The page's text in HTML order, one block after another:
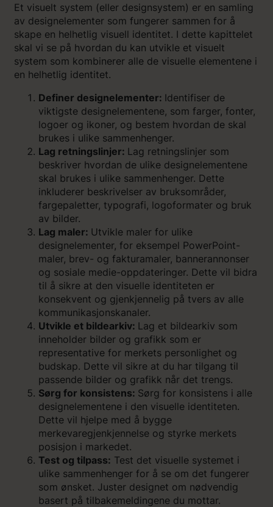
Et visuelt system (eller designsystem) er en samling
av designelementer som fungerer sammen for å
skape en helhetlig visuell identitet. I dette kapittelet
skal vi se på hvordan du kan utvikle et visuelt
system som kombinerer alle de visuelle elementene i
en helhetlig identitet.
Definer designelementer: Identifiser de
viktigste designelementene, som farger, fonter,
logoer og ikoner, og bestem hvordan de skal
brukes i ulike sammenhenger.
Lag retningslinjer: Lag retningslinjer som
beskriver hvordan de ulike designelementene
skal brukes i ulike sammenhenger. Dette
inkluderer beskrivelser av bruksområder,
fargepaletter, typografi, logoformater og bruk
av bilder.
Lag maler: Utvikle maler for ulike
designelementer, for eksempel PowerPoint-
maler, brev- og fakturamaler, bannerannonser
og sosiale medie-oppdateringer. Dette vil bidra
til å sikre at den visuelle identiteten er
konsekvent og gjenkjennelig på tvers av alle
kommunikasjonskanaler.
Utvikle et bildearkiv: Lag et bildearkiv som
inneholder bilder og grafikk som er
representative for merkets personlighet og
budskap. Dette vil sikre at du har tilgang til
passende bilder og grafikk når det trengs.
Sørg for konsistens: Sørg for konsistens i alle
designelementene i den visuelle identiteten.
Dette vil hjelpe med å bygge
merkevaregjenkjennelse og styrke merkets
posisjon i markedet.
Test og tilpass: Test det visuelle systemet i
ulike sammenhenger for å se om det fungerer
som ønsket. Juster designet om nødvendig
basert på tilbakemeldingene du mottar.